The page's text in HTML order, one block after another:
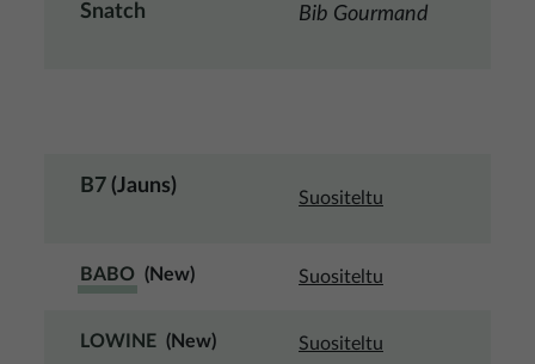
Snatch Bib Gourmand
B7 (Jauns)
Suositeltu
BABO (New) Suositeltu
LOWINE (New) Suositeltu